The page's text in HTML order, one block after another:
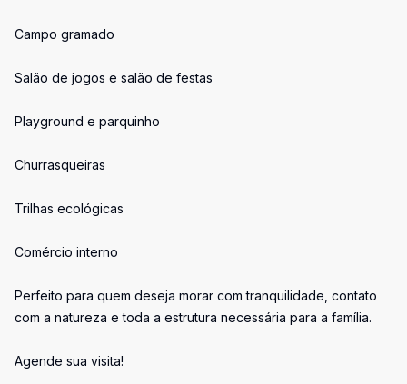
Campo gramado
Salão de jogos e salão de festas
Playground e parquinho
Churrasqueiras
Trilhas ecológicas
Comércio interno
Perfeito para quem deseja morar com tranquilidade, contato
com a natureza e toda a estrutura necessária para a família.
Agende sua visita!